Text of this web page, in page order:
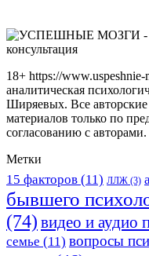
18+ https://
аналитическая
Ширяевых. Все
материалов только по
согласованию с авторами.
Метки
15 факторов (11) ЛЛЖ (3)
бывшего
(74) видео и аудио
семье (11) вопросы